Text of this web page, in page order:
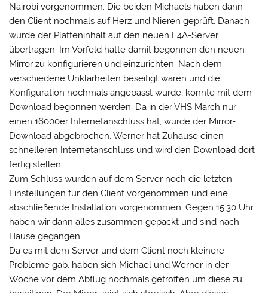
Nairobi vorgenommen. Die beiden Michaels haben dann
den Client nochmals auf Herz und Nieren geprüft. Danach
wurde der Platteninhalt auf den neuen L4A-Server
übertragen. Im Vorfeld hatte damit begonnen den neuen
Mirror zu konfigurieren und einzurichten. Nach dem
verschiedene Unklarheiten beseitigt waren und die
Konfiguration nochmals angepasst wurde, konnte mit dem
Download begonnen werden. Da in der VHS March nur
einen 16000er Internetanschluss hat, wurde der Mirror-
Download abgebrochen. Werner hat Zuhause einen
schnelleren Internetanschluss und wird den Download dort
fertig stellen.
Zum Schluss wurden auf dem Server noch die letzten
Einstellungen für den Client vorgenommen und eine
abschließende Installation vorgenommen. Gegen 15:30 Uhr
haben wir dann alles zusammen gepackt und sind nach
Hause gegangen.
Da es mit dem Server und dem Client noch kleinere
Probleme gab, haben sich Michael und Werner in der
Woche vor dem Abflug nochmals getroffen um diese zu